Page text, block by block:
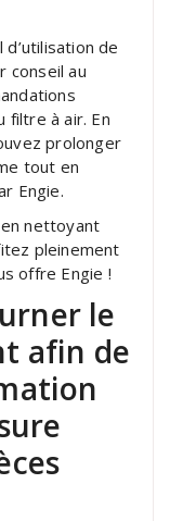
d’utilisation de
conseil au
filtre à air. En
prolonger
tout en
Engie.
nettoyant
pleinement
offre Engie !
le
afin de